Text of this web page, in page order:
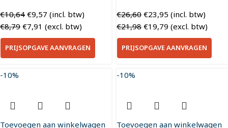
€10,64 €9,57 (incl. btw)
€8,79 €7,91 (excl. btw)
PRIJSOPGAVE AANVRAGEN
€26,60 €23,95 (incl. btw)
€21,98 €19,79 (excl. btw)
PRIJSOPGAVE AANVRAGEN
-10%
Toevoegen aan winkelwagen
-10%
Toevoegen aan winkelwagen